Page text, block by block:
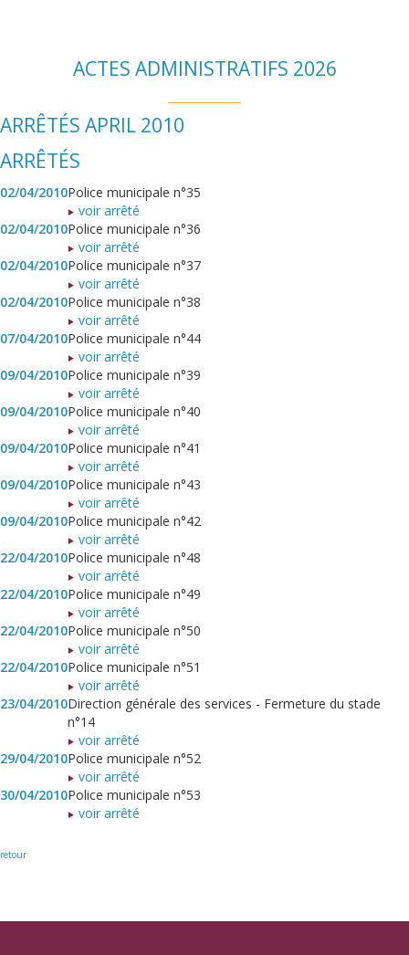
ACTES ADMINISTRATIFS 2026
ARRÊTÉS APRIL 2010
ARRÊTÉS
02/04/2010Police municipale n°35
voir arrêté
02/04/2010Police municipale n°36
voir arrêté
02/04/2010Police municipale n°37
voir arrêté
02/04/2010Police municipale n°38
voir arrêté
07/04/2010Police municipale n°44
voir arrêté
09/04/2010Police municipale n°39
voir arrêté
09/04/2010Police municipale n°40
voir arrêté
09/04/2010Police municipale n°41
voir arrêté
09/04/2010Police municipale n°43
voir arrêté
09/04/2010Police municipale n°42
voir arrêté
22/04/2010Police municipale n°48
voir arrêté
22/04/2010Police municipale n°49
voir arrêté
22/04/2010Police municipale n°50
voir arrêté
22/04/2010Police municipale n°51
voir arrêté
23/04/2010Direction générale des services - Fermeture du stade
n°14
voir arrêté
29/04/2010Police municipale n°52
voir arrêté
30/04/2010Police municipale n°53
voir arrêté
retour